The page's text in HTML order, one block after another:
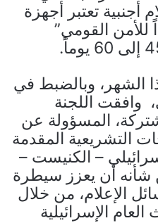
أجنبية تعتبر أجهزة
للأمن القومي”
وبالضبط في
وافقت اللجنة
المسؤولة عن
التشريعية المقدمة
– الكنيست –
أن يعزز سيطرة
الإعلام، من خلال
الإسرائيلية